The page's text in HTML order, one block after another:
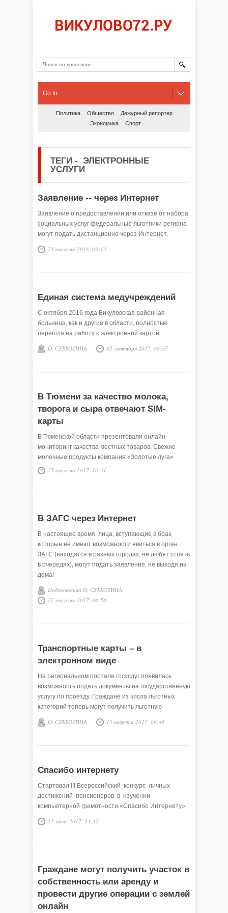
Go to...
Политика Общество
Дежурный репортер
Экономика
Спорт
ТЕГИ - ЭЛЕКТРОННЫЕ
УСЛУГИ
Заявление -- через Интернет
Заявление о предоставлении или отказе от набора
социальных услуг федеральные льготники региона
могут подать дистанционно через Интернет.
21 августа 2018, 09:13
Единая система медучреждений
С октября 2016 года Викуловская районная
больница, как и другие в области, полностью
перешла на работу с электронной картой.
О. СУББОТИНА 05 сентября 2017, 08:37
В Тюмени за качество молока,
творога и сыра отвечают SIM-
карты
В Тюменской области презентовали онлайн-
мониторинг качества местных товаров. Свежие
молочные продукты компания «Золотые луга»
доставляет на прилавки магазинов под
25 августа 2017, 10:31
В ЗАГС через Интернет
В настоящее время, лица, вступающие в брак,
которые не имеют возможности явиться в орган
ЗАГС (находятся в разных городах, не любят стоять
в очередях), могут подать заявление, не выходя из
дома!
Подготовила О. СУББОТИНА
22 августа 2017, 08:58
Транспортные карты – в
электронном виде
На региональном портале госуслуг появилась
возможность подать документы на государственную
услугу по проезду. Граждане из числа льготных
категорий теперь могут получить льготную
транспортную карту (единый проездной билет) на
бесплатный проезд либо денежную компенсацию с
О. СУББОТИНА 15 августа 2017, 09:46
Спасибо интернету
Стартовал III Всероссийский конкурс личных
достижений пенсионеров в изучении
компьютерной грамотности «Спасибо Интернету»
12 июля 2017, 13:42
Граждане могут получить участок в
собственность или аренду и
провести другие операции с землей
онлайн